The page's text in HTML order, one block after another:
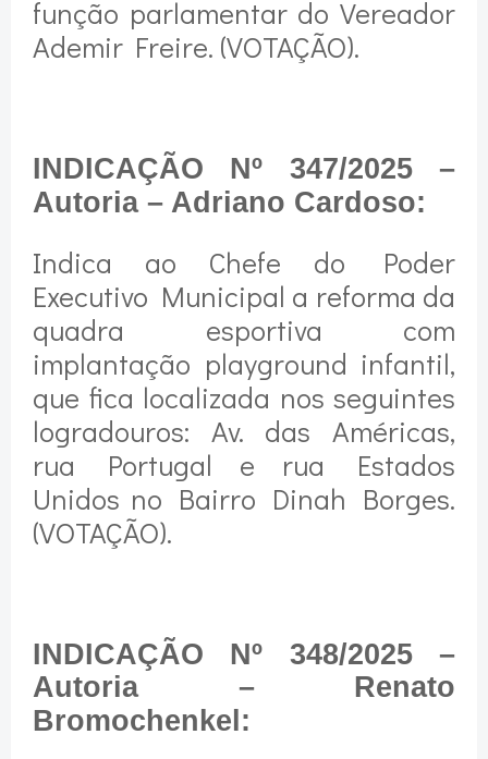
função parlamentar do Vereador
Ademir Freire. (VOTAÇÃO).
INDICAÇÃO Nº 347/2025 –
Autoria – Adriano Cardoso:
Indica ao Chefe do Poder
Executivo Municipal a reforma da
quadra esportiva com
implantação playground infantil,
que fica localizada nos seguintes
logradouros: Av. das Américas,
rua Portugal e rua Estados
Unidos no Bairro Dinah Borges.
(VOTAÇÃO).
INDICAÇÃO Nº 348/2025 –
Autoria – Renato
Bromochenkel: